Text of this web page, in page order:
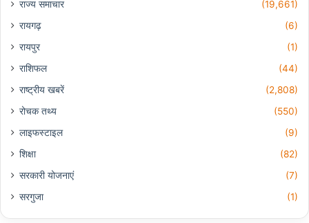
राज्य समाचार
(19,661)
रायगढ़
(6)
रायपुर
(1)
राशिफल
(44)
राष्ट्रीय खबरें
(2,808)
रोचक तथ्य
(550)
लाइफस्टाइल
(9)
शिक्षा
(82)
सरकारी योजनाएं
(7)
सरगुजा
(1)